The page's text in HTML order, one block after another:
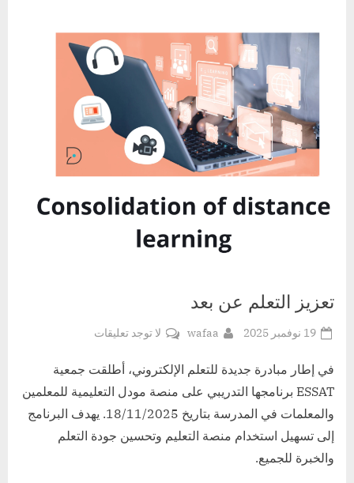
تعزيز التعلم عن بعد
Posted
19 نوفمبر 2025 By
wafaa لا توجد تعليقاتعلى
التعلم
عن
في إطار مبادرة جديدة للتعلم الإلكتروني، أطلقت جمعية
ESSAT برنامجها التدريبي على منصة مودل التعليمية للمعلمين
والمعلمات في المدرسة بتاريخ 18/11/2025. يهدف البرنامج
إلى تسهيل استخدام منصة التعليم وتحسين جودة التعلم
والخبرة للجميع.